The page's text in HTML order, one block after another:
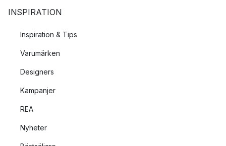
INSPIRATION
Inspiration & Tips
Varumärken
Designers
Kampanjer
REA
Nyheter